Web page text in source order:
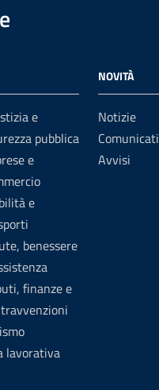
e
pubblica
e
e
benessere
finanze e
lavorativa
NOVITÀ
Notizie
Comunicati
Avvisi